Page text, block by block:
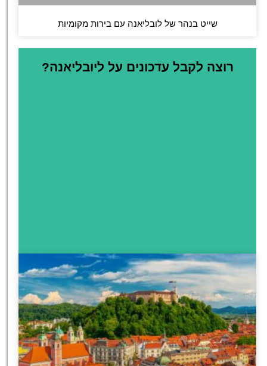
שייט בנהר של לובליאנה עם בירות מקומיות
רוצה לקבל עדכונים על ליובליאנה?